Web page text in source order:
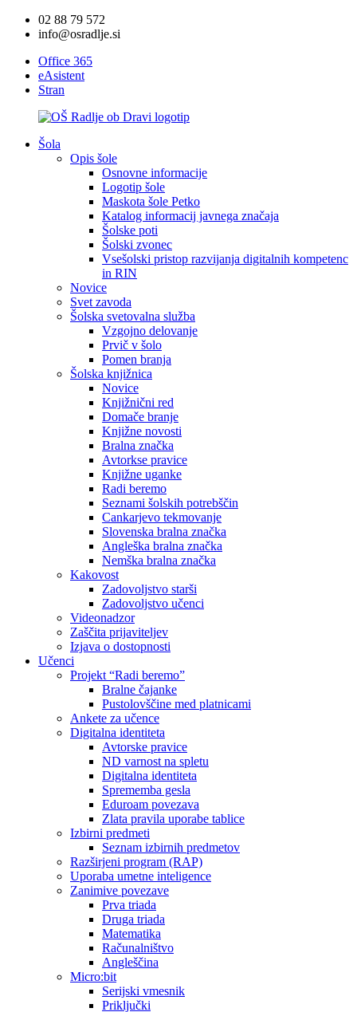
02 88 79 572
info@osradlje.si
Office 365
eAsistent
Stran
Šola
Opis šole
Osnovne informacije
Logotip šole
Maskota šole Petko
Katalog informacij javnega značaja
Šolske poti
Šolski zvonec
Vsešolski pristop razvijanja digitalnih kompetenc
in RIN
Novice
Svet zavoda
Šolska svetovalna služba
Vzgojno delovanje
Prvič v šolo
Pomen branja
Šolska knjižnica
Novice
Knjižnični red
Domače branje
Knjižne novosti
Bralna značka
Avtorkse pravice
Knjižne uganke
Radi beremo
Seznami šolskih potrebščin
Cankarjevo tekmovanje
Slovenska bralna značka
Angleška bralna značka
Nemška bralna značka
Kakovost
Zadovoljstvo starši
Zadovoljstvo učenci
Videonadzor
Zaščita prijaviteljev
Izjava o dostopnosti
Učenci
Projekt “Radi beremo”
Bralne čajanke
Pustolovščine med platnicami
Ankete za učence
Digitalna identiteta
Avtorske pravice
ND varnost na spletu
Digitalna identiteta
Sprememba gesla
Eduroam povezava
Zlata pravila uporabe tablice
Izbirni predmeti
Seznam izbirnih predmetov
Razširjeni program (RAP)
Uporaba umetne inteligence
Zanimive povezave
Prva triada
Druga triada
Matematika
Računalništvo
Angleščina
Micro:bit
Serijski vmesnik
Priključki